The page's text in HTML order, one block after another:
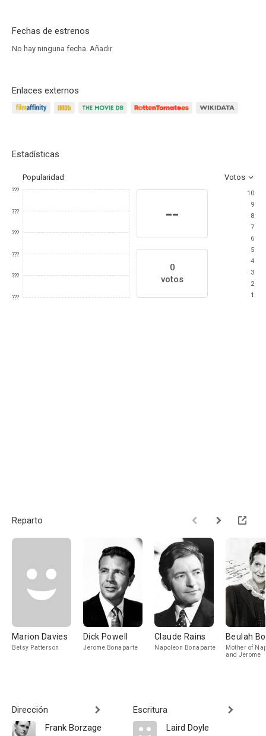
Fechas de estrenos
No hay ninguna fecha. Añadir
Enlaces externos
Estadísticas
Popularidad Votos
???
???
???
???
???
???
--
0
votos
10
9
8
7
6
5
4
3
2
1
Reparto
Marion Davies
Betsy Patterson
Dick Powell
Jerome Bonaparte
Claude Rains
Napoleon Bonaparte
Beulah
Mother of
and Jerome
Dirección
Frank Borzage
Escritura
Laird Doyle